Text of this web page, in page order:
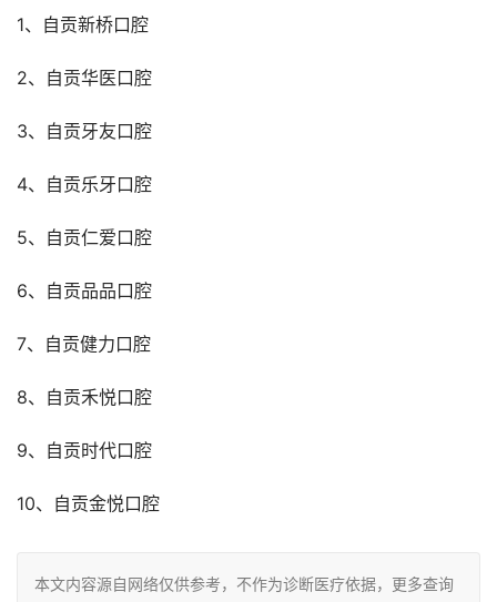
1、自贡新桥口腔
2、自贡华医口腔
3、自贡牙友口腔
4、自贡乐牙口腔
5、自贡仁爱口腔
6、自贡品品口腔
7、自贡健力口腔
8、自贡禾悦口腔
9、自贡时代口腔
10、自贡金悦口腔
本文内容源自网络仅供参考，不作为诊断医疗依据，更多查询